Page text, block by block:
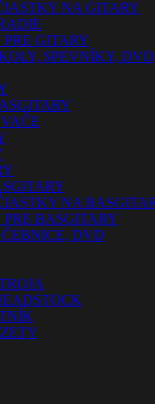
NA GITARY
GITARY
SPEVNÍKY, DVD
NA
BASGITARY
DVD